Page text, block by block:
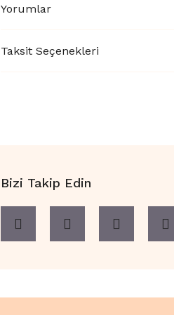
Yorumlar
Taksit Seçenekleri
Bizi Takip Edin